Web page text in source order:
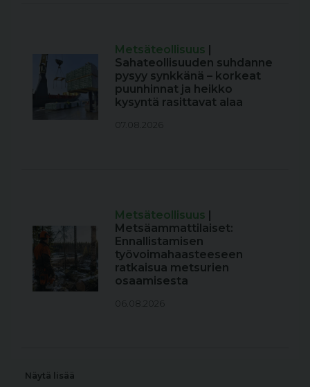
Metsäteollisuus
Sahateollisuuden suhdanne
pysyy synkkänä – korkeat
puunhinnat ja heikko
kysyntä rasittavat alaa
07.08.2026
Metsäteollisuus
Metsäammattilaiset:
Ennallistamisen
työvoimahaasteeseen
ratkaisua metsurien
osaamisesta
06.08.2026
Näytä lisää